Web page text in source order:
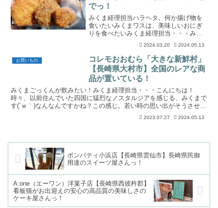
でっ！
みくま経理担当ハラヘタ。何か揚げ物を
食いたいみくまワスは、美味しいおにぎ
りを食べたいみくま経理担当・・・みく
ま・・・こんにちは、みくまでっす！今
回は美味しいコロッケやメンチカツを求
めて、以前から気になっていた精肉店さ
んに行きました(*'ω'...
2024.03.20 2024.05.13
お買いもの
コレモおおむら「大きな新鮮村」
【長崎県大村市】全国のレアな商
品が置いている！
みくまごっくんが飲みたい！みくま経理担当・・・こんにちは！
時々、以前住んでいた四国に猛烈なノスタルジアを感じる、みくまで
す(´ｗ｀)なんなんですかね？この感じ。若い時の思い出がそうさせる
のでしょうか・・・そんな四国を思い起こさせる飲み物が地...
2023.07.27 2024.05.13
ボンパティ小浜店【長崎県雲仙市】長崎県民御
用達のスイーツ屋さんっ！
A:one（エーワン）洋菓子店【長崎県西彼杵郡】
看板猫がお出迎えの安心の高品質の美味しさの
ケーキ屋さんっ！